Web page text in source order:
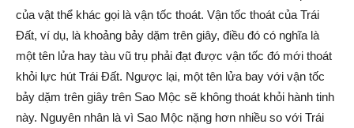
của vật thể khác gọi là vận tốc thoát. Vận tốc thoát của Trái
Đất, ví dụ, là khoảng bảy dặm trên giây, điều đó có nghĩa là
một tên lửa hay tàu vũ trụ phải đạt được vận tốc đó mới thoát
khỏi lực hút Trái Đất. Ngược lại, một tên lửa bay với vận tốc
bảy dặm trên giây trên Sao Mộc sẽ không thoát khỏi hành tinh
này. Nguyên nhân là vì Sao Mộc nặng hơn nhiều so với Trái